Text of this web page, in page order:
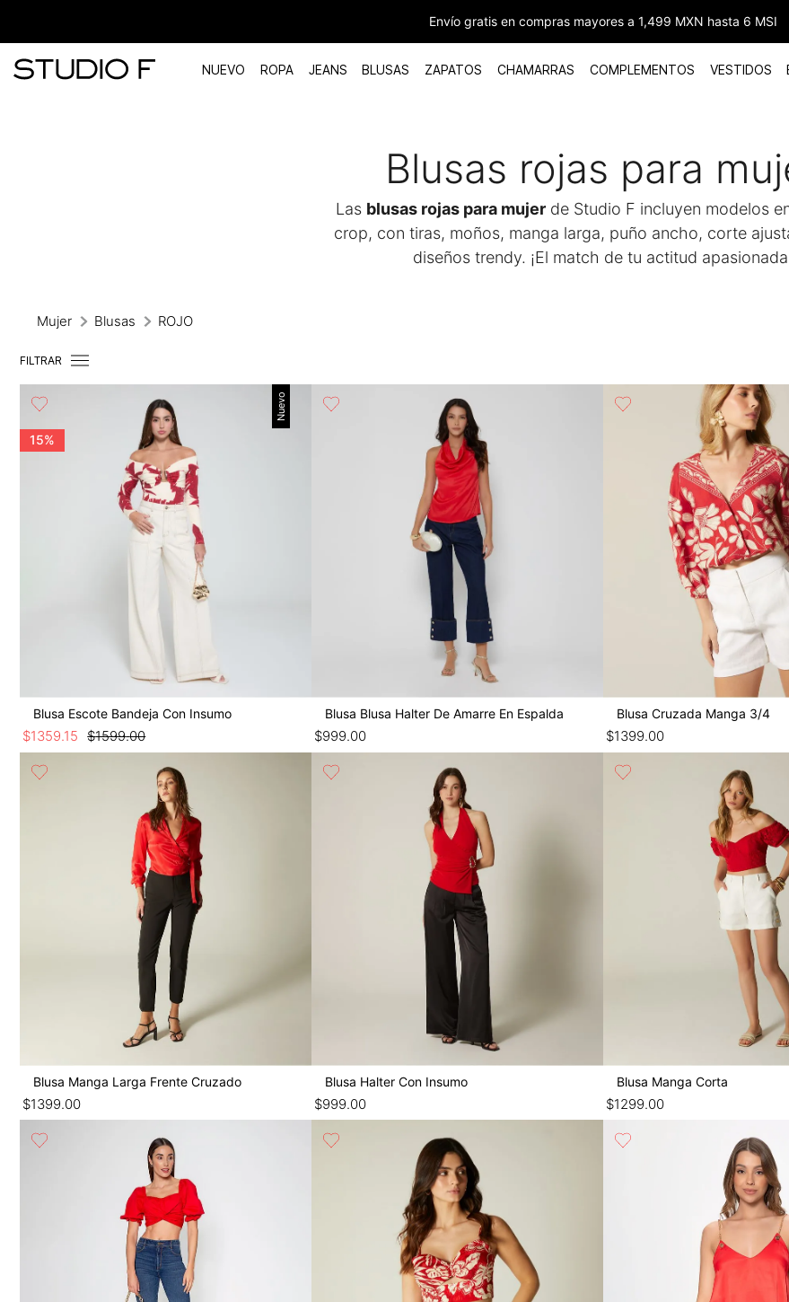
Envío gratis en compras mayores a 1,499 MXN hasta 6 MSI
NUEVO ROPA JEANS BLUSAS ZAPATOS CHAMARRAS COMPLEMENTOS VESTIDOS
Blusas rojas para
Las blusas rojas para mujer de Studio F incluyen modelos
crop, con tiras, moños, manga larga, puño ancho, corte
diseños trendy. ¡El match de tu actitud
Mujer Blusas ROJO
FILTRAR
Nuevo
15%
Blusa Escote Bandeja Con Insumo
$1599.00
$1359.15
Blusa Blusa Halter De Amarre En Espalda
$999.00
Blusa Cruzada Manga 3/4
$1399.00
Blusa Manga Larga Frente Cruzado
$1399.00
Blusa Halter Con Insumo
$999.00
Blusa Manga Corta
$1299.00
.
botas
10. blusa